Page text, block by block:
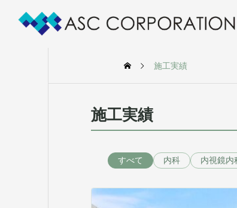
施工実績
施工実績
すべて 内科 内視鏡内